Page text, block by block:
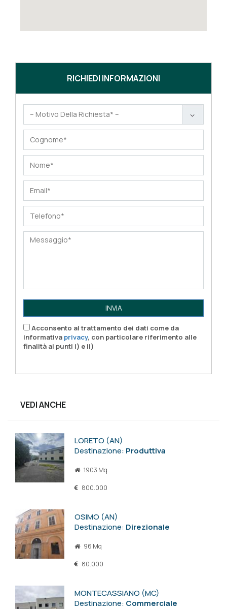
RICHIEDI INFORMAZIONI
INVIA
Acconsento al trattamento dei dati come da
informativa privacy, con particolare riferimento alle
finalità ai punti i) e ii)
VEDI ANCHE
LORETO (AN)
Destinazione: Produttiva
1903 Mq
800.000
OSIMO (AN)
Destinazione: Direzionale
96 Mq
80.000
MONTECASSIANO (MC)
Destinazione: Commerciale